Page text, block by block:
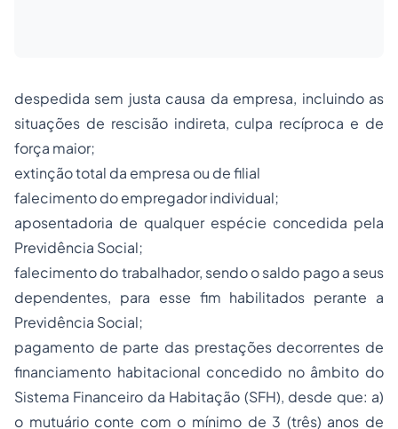
despedida sem justa causa da empresa, incluindo as
situações de rescisão indireta, culpa recíproca e de
força maior;
extinção total da empresa ou de filial
falecimento do empregador individual;
aposentadoria de qualquer espécie concedida pela
Previdência Social;
falecimento do trabalhador, sendo o saldo pago a seus
dependentes, para esse fim habilitados perante a
Previdência Social;
pagamento de parte das prestações decorrentes de
financiamento habitacional concedido no âmbito do
Sistema Financeiro da Habitação (SFH), desde que: a)
o mutuário conte com o mínimo de 3 (três) anos de